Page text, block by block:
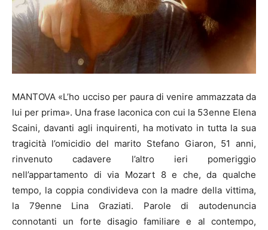
MANTOVA «L’ho ucciso per paura di venire ammazzata da
lui per prima». Una frase laconica con cui la 53enne Elena
Scaini, davanti agli inquirenti, ha motivato in tutta la sua
tragicità l’omicidio del marito Stefano Giaron, 51 anni,
rinvenuto cadavere l’altro ieri pomeriggio
nell’appartamento di via Mozart 8 e che, da qualche
tempo, la coppia condivideva con la madre della vittima,
la 79enne Lina Graziati. Parole di autodenuncia
connotanti un forte disagio familiare e al contempo,